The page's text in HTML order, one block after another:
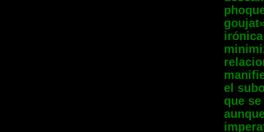
el
que